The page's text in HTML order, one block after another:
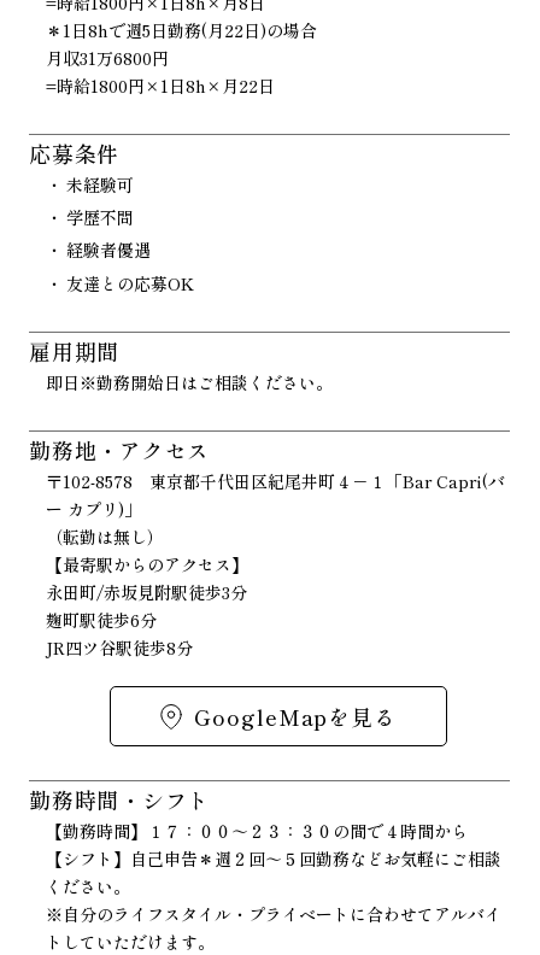
＊1日8hで週5日勤務(月22日)の場合
月収31万6800円
=時給1800円×1日8h×月22日
応募条件
未経験可
学歴不問
経験者優遇
友達との応募OK
雇用期間
即日※勤務開始日はご相談ください。
勤務地・アクセス
〒102-8578 東京都千代田区紀尾井町４－１「Bar Capri(バ
ー カプリ)」
（転勤は無し）
【最寄駅からのアクセス】
永田町/赤坂見附駅徒歩3分
麹町駅徒歩6分
JR四ツ谷駅徒歩8分
GoogleMapを見る
勤務時間・シフト
【勤務時間】１７：００～２３：３０の間で４時間から
【シフト】自己申告＊週２回～５回勤務などお気軽にご相談
ください。
※自分のライフスタイル・プライベートに合わせてアルバイ
トしていただけます。